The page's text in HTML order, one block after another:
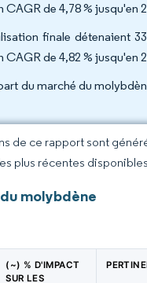
de 4,78 % jusqu'en
finale détenaient
de 4,82 % jusqu'en
du marché du
de ce rapport sont
plus récentes
molybdène
(~) % D'IMPACT
SUR LES